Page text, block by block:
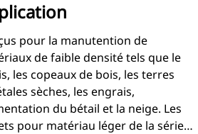
pour la manutention de
de faible densité tels que le
les copeaux de bois, les terres
sèches, les engrais,
du bétail et la neige. Les
pour matériau léger de la série